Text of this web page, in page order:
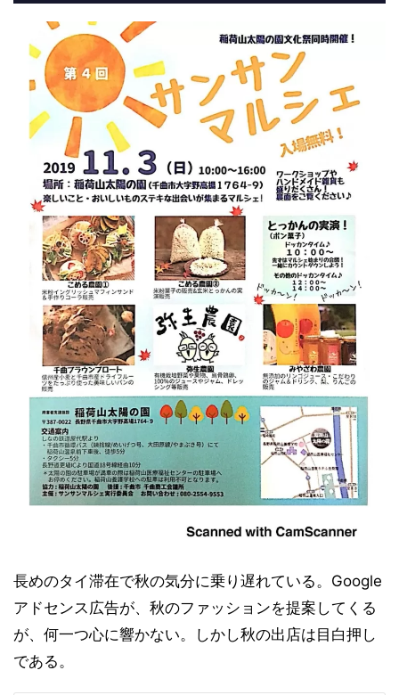
長めのタイ滞在で秋の気分に乗り遅れている。Google
アドセンス広告が、秋のファッションを提案してくる
が、何一つ心に響かない。しかし秋の出店は目白押し
である。